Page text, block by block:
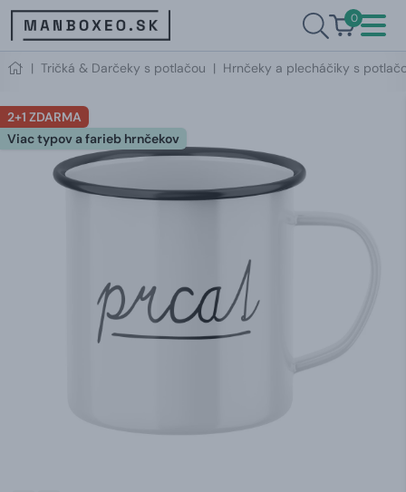
0
| Tričká & Darčeky s potlačou | Hrnčeky a plecháčiky s
2+1 ZDARMA
Viac typov a farieb hrnčekov